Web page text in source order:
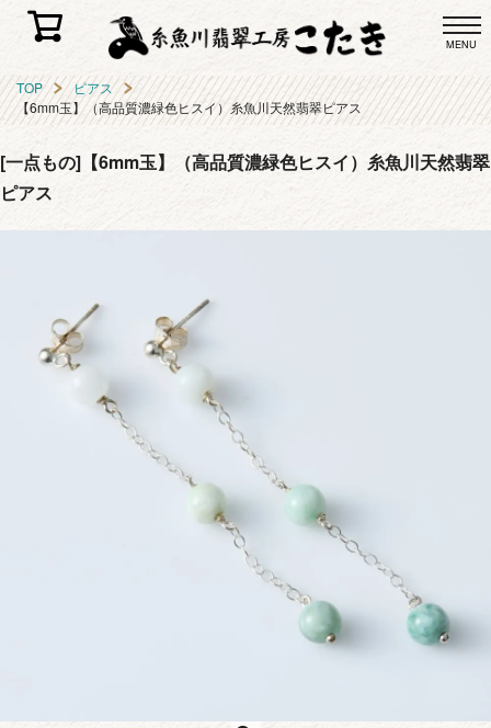
MENU
TOP
ピアス
【6mm玉】（高品質濃緑色ヒスイ）糸魚川天然翡翠ピアス
[一点もの]【6mm玉】（高品質濃緑色ヒスイ）糸魚川天然翡翠
ピアス